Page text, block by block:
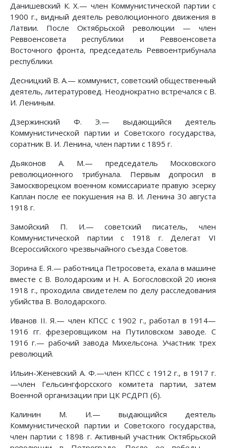
Данишевский К. X.— член Коммунистической партии с
1900 г., видный деятель революционного движения в
Латвии. После Октябрьской революции — член
Реввоенсовета республики и Реввоенсовета
Восточного фронта, председатель Реввоентрибунала
республики.
Десницкий В. А.— коммунист, советский общественный
деятель, литературовед. Неоднократно встречался с В.
И. Лениным.
Дзержинский Ф. Э.— выдающийся деятель
Коммунистической партии и Советского государства,
соратник В. И. Ленина, член партии с 1895 г.
Дьяконов А. М.— председатель Московского
революционного трибунала. Первым допросил в
Замоскворецком военном комиссариате правую эсерку
Каплан после ее покушения на В. И. Ленина 30 августа
1918 г.
Замойский П. И.— советский писатель, член
Коммунистической партии с 1918 г. Делегат VI
Всероссийского чрезвычайного съезда Советов.
Зорина Е. Я.— работница Петросовета, ехала в машине
вместе с В. Володарским и Н. А. Богословской 20 июня
1918 г., проходила свидетелем по делу расследования
убийства В. Володарского.
Иванов II. Я.— член КПСС с 1902 г., работал в 1914—
1916 гг. фрезеровщиком на Путиловском заводе. С
1916 г.— рабочий завода Михельсона. Участник трех
революций.
Ильин-Женевский А. Ф.—член КПСС с 1912 г., в 1917 г.
—член Гельсингфорсского комитета партии, затем
Военной организации при ЦК РСДРП (б).
Калинин М. И.— выдающийся деятель
Коммунистической партии и Советского государства,
член партии с 1898 г. Активный участник Октябрьской